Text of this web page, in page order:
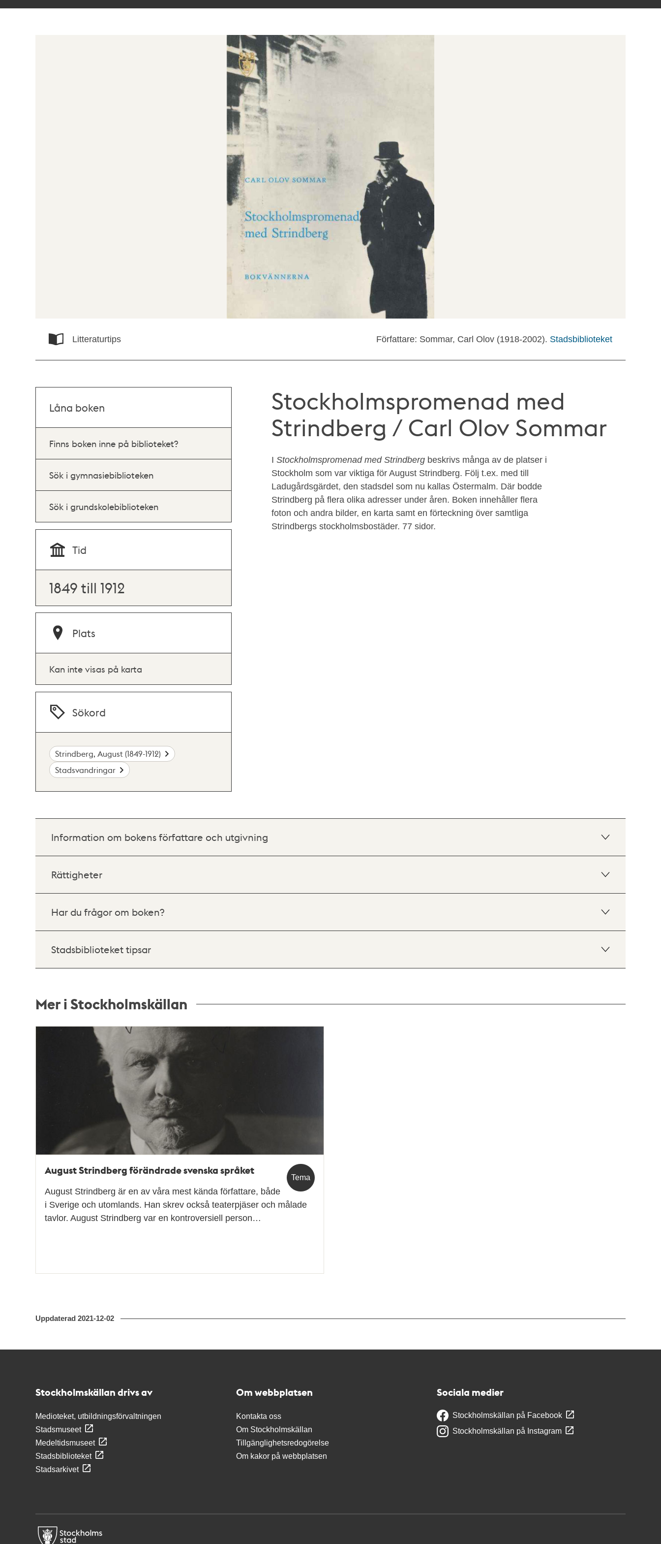
Litteraturtips Författare: Sommar, Carl Olov (1918-2002). Stadsbiblioteket
Stockholmspromenad med
Strindberg / Carl Olov Sommar
I Stockholmspromenad med Strindberg beskrivs många av de platser i
Stockholm som var viktiga för August Strindberg. Följ t.ex. med till
Ladugårdsgärdet, den stadsdel som nu kallas Östermalm. Där bodde
Strindberg på flera olika adresser under åren. Boken innehåller flera
foton och andra bilder, en karta samt en förteckning över samtliga
Strindbergs stockholmsbostäder. 77 sidor.
Låna boken
Finns boken inne på biblioteket?
Sök i gymnasiebiblioteken
Sök i grundskolebiblioteken
Tid
1849 till 1912
Plats
Kan inte visas på karta
Sökord
Strindberg, August (1849-1912)
Stadsvandringar
Information om bokens författare och utgivning
Rättigheter
Har du frågor om boken?
Stadsbiblioteket tipsar
Mer i Stockholmskällan
Relaterade
Tema
August Strindberg förändrade svenska språket
August Strindberg är en av våra mest kända författare, både
i Sverige och utomlands. Han skrev också teaterpjäser och målade
tavlor. August Strindberg var en kontroversiell person…
Uppdaterad 2021-12-02
Stockholmskällan drivs av
Medioteket, utbildningsförvaltningen
Stadsmuseet
Medeltidsmuseet
Stadsbiblioteket
Stadsarkivet
Om webbplatsen
Kontakta oss
Om Stockholmskällan
Tillgänglighetsredogörelse
Om kakor på webbplatsen
Sociala medier
Stockholmskällan på Facebook
Stockholmskällan på Instagram